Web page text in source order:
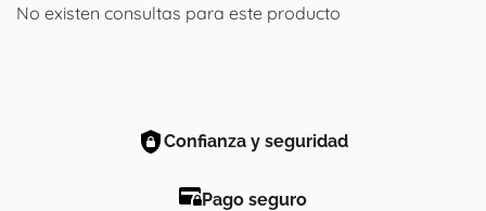
No existen consultas para este producto
Confianza y seguridad
Pago seguro